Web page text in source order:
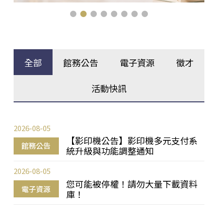
全部 館務公告 電子資源 徵才
活動快訊
館務公告
【影印機公告】影印機多元支付系
統升級與功能調整通知
2026-08-05
電子資源
您可能被停權！請勿大量下載資料
庫！
2026-08-05